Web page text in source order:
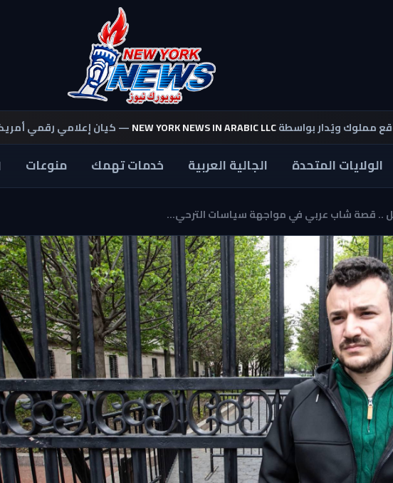
مملوك ويُدار بواسطةNEW YORK NEWS IN ARABIC LLC— كيان إعلامي رقمي
الولايات المتحدة الجالية العربية خدمات تهمك منوعات
.. قصة شاب عربي في مواجهة سياسات الترحي...